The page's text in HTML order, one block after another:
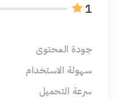
1
جودة المحتوى
سهولة الاستخدام
سرعة التحميل